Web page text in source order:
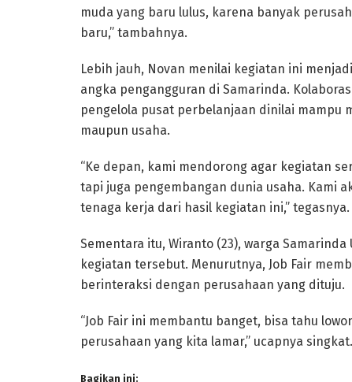
muda yang baru lulus, karena banyak
baru,” tambahnya.
Lebih jauh, Novan menilai kegiatan ini
angka pengangguran di Samarinda.
pengelola pusat perbelanjaan dinilai mampu
maupun usaha.
“Ke depan, kami mendorong agar kegiatan
tapi juga pengembangan dunia usaha. Kami
tenaga kerja dari hasil kegiatan ini,” tegasnya.
Sementara itu, Wiranto (23), warga
kegiatan tersebut. Menurutnya, Job Fair
berinteraksi dengan perusahaan yang dituju.
“Job Fair ini membantu banget, bisa tahu
perusahaan yang kita lamar,” ucapnya
Bagikan ini: